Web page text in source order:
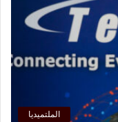
الملتميديا